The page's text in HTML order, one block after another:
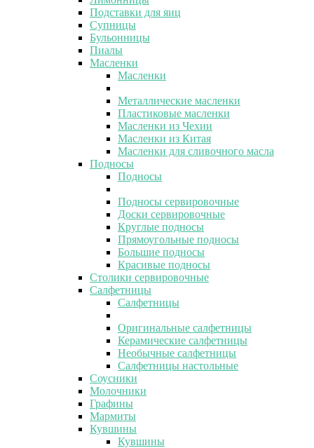
Подставки для яиц
Супницы
Бульонницы
Пиалы
Масленки
Масленки
Металлические масленки
Пластиковые масленки
Масленки из Чехии
Масленки из Китая
Масленки для сливочного масла
Подносы
Подносы
Подносы сервировочные
Доски сервировочные
Круглые подносы
Прямоугольные подносы
Большие подносы
Красивые подносы
Столики сервировочные
Салфетницы
Салфетницы
Оригинальные салфетницы
Керамические салфетницы
Необычные салфетницы
Салфетницы настольные
Соусники
Молочники
Графины
Мармиты
Кувшины
Кувшины